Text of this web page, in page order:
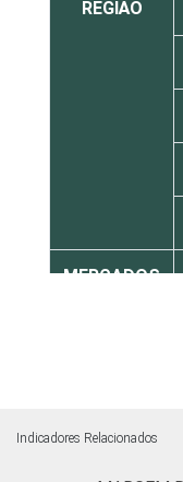
REGIÃO
MERCADOS
Indicadores Relacionados